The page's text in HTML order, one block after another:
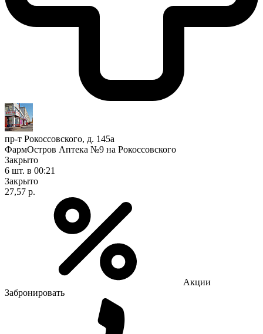
пр-т Рокоссовского, д. 145а
ФармОстров Аптека №9 на Рокоссовского
Закрыто
6 шт. в 00:21
Закрыто
27,57 р.
Акции
Забронировать